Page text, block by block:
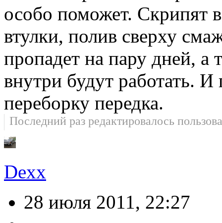
особо поможет. Скрипят
втулки, полив сверху
пропадет на пару дней, а
внутри будут работать.
переборку передка.
Последний раз редактировалось
Dexx
28 июля 2011, 22:27